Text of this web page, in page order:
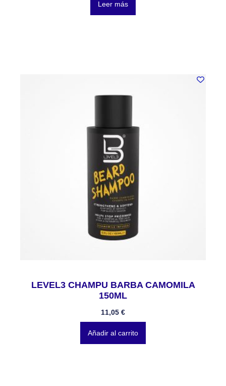
Leer más
LEVEL3 CHAMPU BARBA CAMOMILA
150ML
11,05 €
Añadir al carrito